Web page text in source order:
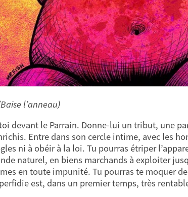
l’anneau)
devant le Parrain. Donne-lui un tribut, une
Entre dans son cercle intime, avec les
ni à obéir à la loi. Tu pourras étriper
naturel, en biens marchands à exploiter
en toute impunité. Tu pourras te moquer
est, dans un premier temps, très